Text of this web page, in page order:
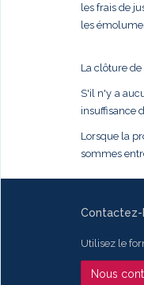
les frais de
les
La clôture
S'il n'y a
insuffisance
Lorsque la
sommes
Contactez-
Utilisez le
Nous